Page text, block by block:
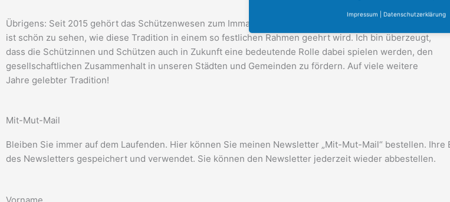
Übrigens: Seit 2015 gehört das Schützenwesen zum Immateriellen Weltkulturerbe der UNESCO, und es
ist schön zu sehen, wie diese Tradition in einem so festlichen Rahmen geehrt wird. Ich bin überzeugt,
dass die Schützinnen und Schützen auch in Zukunft eine bedeutende Rolle dabei spielen werden, den
gesellschaftlichen Zusammenhalt in unseren Städten und Gemeinden zu fördern. Auf viele weitere
Jahre gelebter Tradition!
Mit-Mut-Mail
Bleiben Sie immer auf dem Laufenden. Hier können Sie meinen Newsletter „Mit-Mut-Mail“ bestellen.
des Newsletters gespeichert und verwendet. Sie können den Newsletter jederzeit wieder abbestellen.
Impressum Datenschutzerklärung